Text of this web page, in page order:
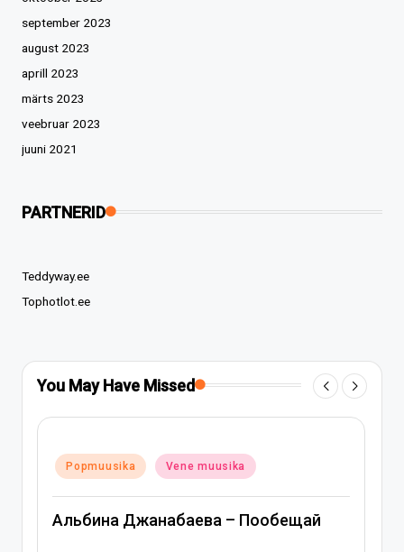
september 2023
august 2023
aprill 2023
märts 2023
veebruar 2023
juuni 2021
PARTNERID
Teddyway.ee
Tophotlot.ee
You May Have Missed
in
Popmuusika Vene muusika
Митя Фомин и Альбина Джанабаева –
Спасибо, сердце